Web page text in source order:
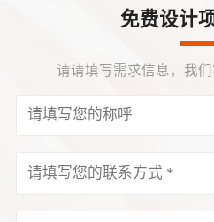
免费设计
请请填写需求信息，我